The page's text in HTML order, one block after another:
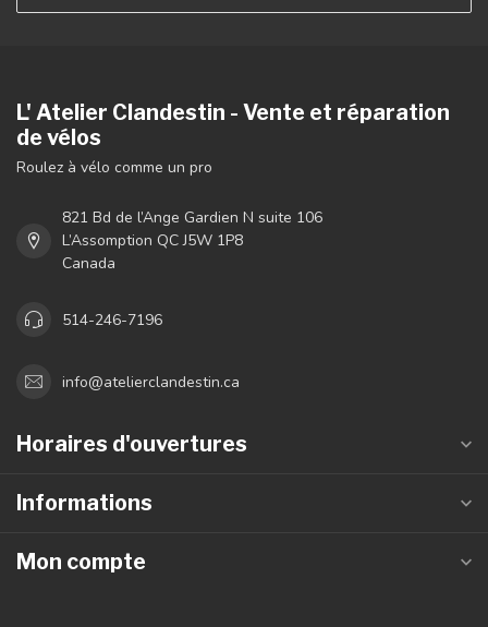
L' Atelier Clandestin - Vente et réparation
de vélos
Roulez à vélo comme un pro
821 Bd de l’Ange Gardien N suite 106
L’Assomption QC J5W 1P8
Canada
514-246-7196
info@atelierclandestin.ca
Horaires d'ouvertures
Informations
Mon compte